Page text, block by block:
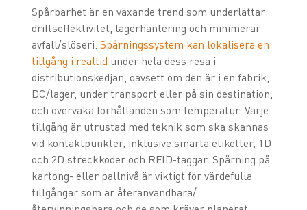
Spårbarhet är en växande trend som underlättar
driftseffektivitet, lagerhantering och minimerar
avfall/slöseri. Spårningssystem kan lokalisera en
tillgång i realtid under hela dess resa i
distributionskedjan, oavsett om den är i en fabrik,
DC/lager, under transport eller på sin destination,
och övervaka förhållanden som temperatur. Varje
tillgång är utrustad med teknik som ska skannas
vid kontaktpunkter, inklusive smarta etiketter, 1D
och 2D streckkoder och RFID-taggar. Spårning på
kartong- eller pallnivå är viktigt för värdefulla
tillgångar som är återanvändbara/